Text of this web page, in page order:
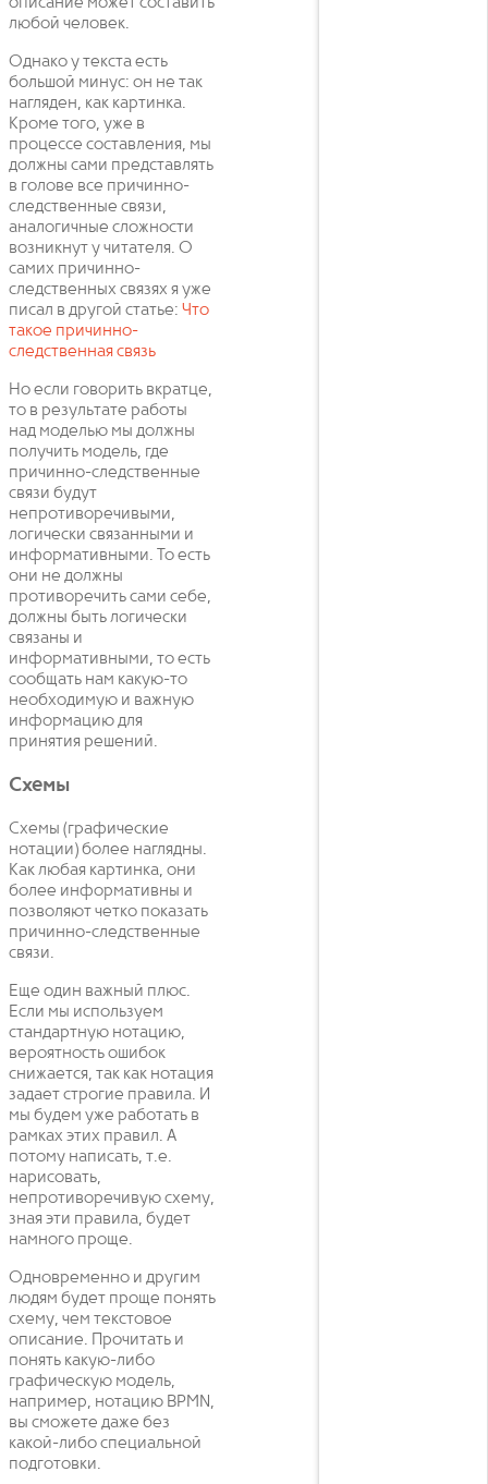
любой человек.
Однако у текста есть
большой минус: он не так
нагляден, как картинка.
Кроме того, уже в
процессе составления, мы
должны сами представлять
в голове все причинно-
следственные связи,
аналогичные сложности
возникнут у читателя. О
самих причинно-
следственных связях я уже
писал в другой статье: Что
такое причинно-
следственная связь
Но если говорить вкратце,
то в результате работы
над моделью мы должны
получить модель, где
причинно-следственные
связи будут
непротиворечивыми,
логически связанными и
информативными. То есть
они не должны
противоречить сами себе,
должны быть логически
связаны и
информативными, то есть
сообщать нам какую-то
необходимую и важную
информацию для
принятия решений.
Схемы
Схемы (графические
нотации) более наглядны.
Как любая картинка, они
более информативны и
позволяют четко показать
причинно-следственные
связи.
Еще один важный плюс.
Если мы используем
стандартную нотацию,
вероятность ошибок
снижается, так как нотация
задает строгие правила. И
мы будем уже работать в
рамках этих правил. А
потому написать, т.е.
нарисовать,
непротиворечивую схему,
зная эти правила, будет
намного проще.
Одновременно и другим
людям будет проще понять
схему, чем текстовое
описание. Прочитать и
понять какую-либо
графическую модель,
например, нотацию BPMN,
вы сможете даже без
какой-либо специальной
подготовки.